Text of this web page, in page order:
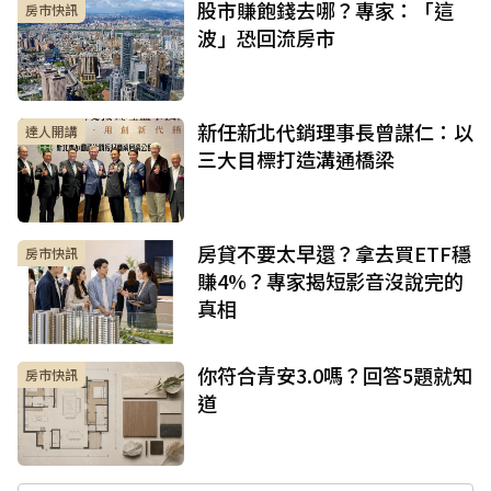
房市快訊
股市賺飽錢去哪？專家：「這
波」恐回流房市
達人開講
新任新北代銷理事長曾謀仁：以
三大目標打造溝通橋梁
房市快訊
房貸不要太早還？拿去買ETF穩
賺4%？專家揭短影音沒說完的
真相
房市快訊
你符合青安3.0嗎？回答5題就知
道